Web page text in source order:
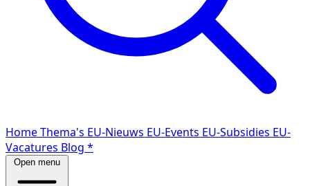
HomeThema's EU-Nieuws EU-Events EU-Subsidies EU-
Vacatures Blog *
Open menu